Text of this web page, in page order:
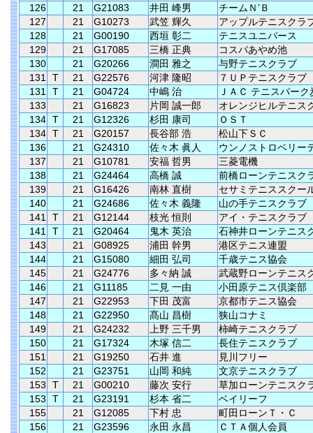
126
21 G21083 井田 峰男
チームＮ’Ｂ
127
21 G10273 武笠 輝久
アップルテニスクラ
128
21 G00190 西垣 彰二
テニスユニバース
129
21 G17085 三橋 正典
コスパあやめ池
130
21 G20266 澗田 雅之
与野テニスクラブ
131
T 21 G22576 河津 隆昭
７ＵＰテニスクラブ
131
T 21 G04724 中嶋 治
ＪＡＣ テニスパーク
133
21 G16823 片岡 誠一郎
オレンジヒルテニス
134 T 21 G12326 杉田 康司
ＯＳＴ
134 T 21 G20157 長谷部 浩
松山下ＳＣ
136
21 G24310 佐々木 眞人
ウンノストロベリー
137
21 G10781 安福 哲男
三菱電機
138
21 G24464 高橋 誠
前橋ローンテニスク
139
21 G16426 南林 直樹
セサミテニススクー
140
21 G24686 佐々木 義隆
山の手テニスクラブ
141
T 21 G12144 枝光 恒則
アイ・テニスクラブ
141
T 21 G20464 鬼木 英治
石神井ローンテニス
143
21 G08925 浦田 幹男
港区テニス連盟
144
21 G15080 細田 弘司
千歳テニス協会
145
21 G24776 多々納 誠
武蔵野ローンテニス
146
21 G11185 二見 一由
小田原テニス倶楽部
147
21 G22953 下田 茂富
京都市テニス協会
148
21 G22950 髙山 昌樹
狭山コナミ
149
21 G24232 上野 三千男
柿崎テニスクラブ
150
21 G17324 木塚 信二
長住テニスクラブ
151
21 G19250 石井 進
見川フリー
152
21 G23751 山岡 和純
文京テニスクラブ
153
T 21 G00210 藤次 安行
草加ローンテニスク
153
T 21 G23191 杉本 省二
ベイリーフ
155
21 G12085 下村 忠
町田ローンＴ・Ｃ
156
21 G23596 永田 永昌 ＣＴＡ個人会員